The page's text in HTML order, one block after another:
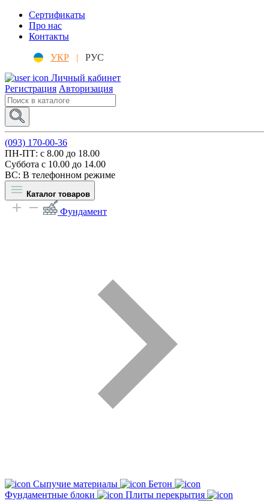
Сертификаты
Про нас
Контакты
УКР |
РУС
Личный кабинет
Регистрация Авторизация
(093) 170-00-36
ПН-ПТ: c 8.00 до 18.00
Суббота с 10.00 до 14.00
ВС: В телефонном режиме
Каталог товаров
Фундамент
Сыпучие материалы
Бетон
Фундаментные блоки
Плиты перекрытия